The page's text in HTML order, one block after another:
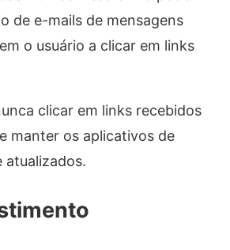
de e-mails de mensagens
o usuário a clicar em links
clicar em links recebidos
manter os aplicativos de
atualizados.